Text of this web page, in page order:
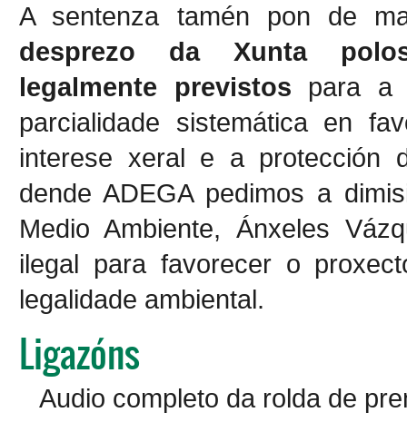
A sentenza tamén pon de
desprezo da Xunta
legalmente previstos para a
parcialidade sistemática en
interese xeral e a protección
dende ADEGA pedimos a
Medio Ambiente, Ánxeles
ilegal para favorecer o
legalidade ambiental.
Ligazóns
Audio completo da rolda de